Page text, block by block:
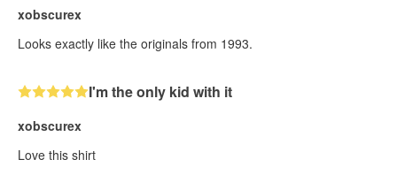
xobscurex
Looks exactly like the originals from 1993.
I'm the only kid with it
xobscurex
Love this shirt